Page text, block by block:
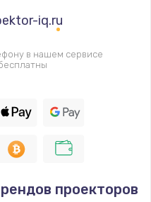
ТВ-приставки
iq.ru
в нашем сервисе
проекторов